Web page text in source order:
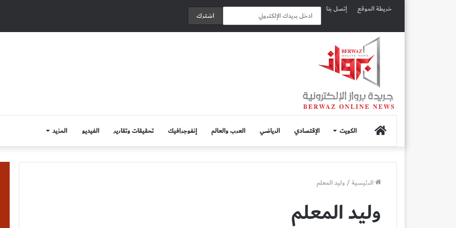
خريطة الموقع إتصل بنا
الصفحة
الرئيسية
الكويت الإقتصادي الرياضي العرب والعالم إنفوجرافيك تحقيقات وتقارير الفيديو المزيد
الرئيسية/وليد المعلم
وليد المعلم